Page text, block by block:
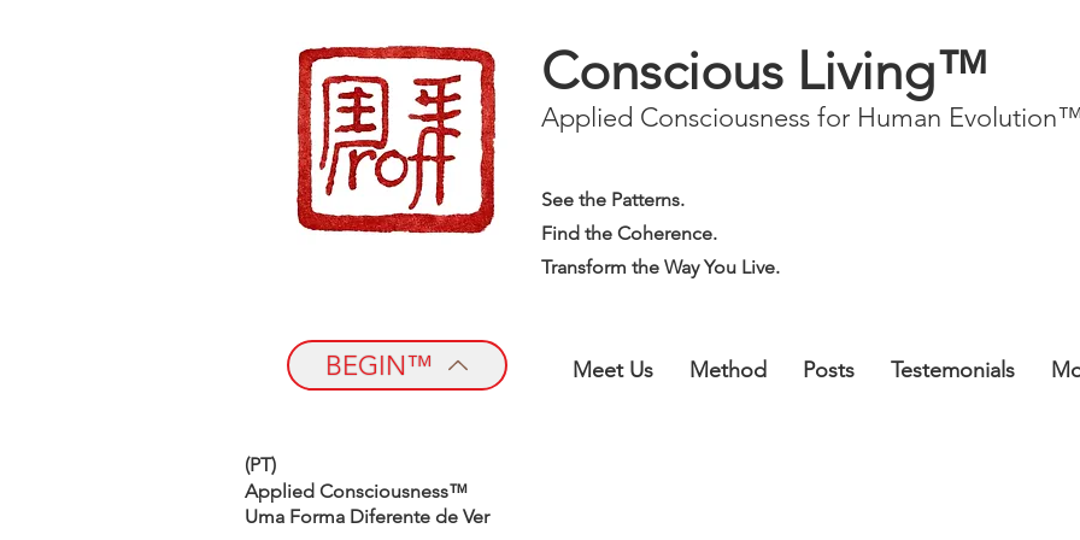
Conscious Living™
Applied Consciousness for Human
See the Patterns.
Find the Coherence.
Transform the Way You Live.
BEGIN™ Meet Us Method Posts Testemonials
(PT)
Applied Consciousness™
Uma Forma Diferente de Ver